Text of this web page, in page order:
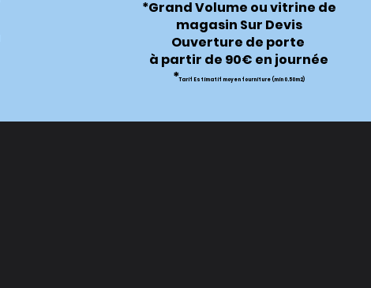
*Grand Volume ou vitrine de
magasin Sur Devis
Ouverture de porte
à partir de 90€ en journée
*Tarif Estimatif moyen fourniture (min 0.50m2)